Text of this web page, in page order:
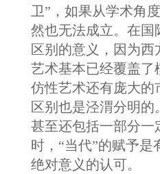
卫”，如果从学术角
然也无法成立。在国
区别的意义，因为
艺术基本已经覆盖了
仿性艺术还有庞大的
区别也是泾渭分明
甚至还包括一部分一
时，“当代”的赋予
绝对意义的认可。